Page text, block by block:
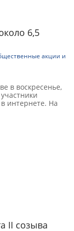
6,5
акции и
в воскресенье,
интернете. На
II созыва